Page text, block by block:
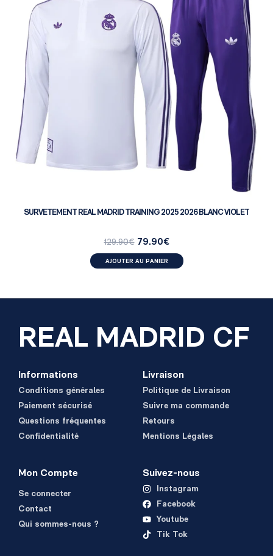
SURVETEMENT REAL MADRID TRAINING 2025 2026 BLANC VIOLET
129.90€ 79.90€
AJOUTER AU PANIER
REAL MADRID CF
Informations
Conditions générales
Paiement sécurisé
Questions fréquentes
Confidentialité
Livraison
Politique de Livraison
Suivre ma commande
Retours
Mentions Légales
Mon Compte
Se connecter
Contact
Qui sommes-nous ?
Suivez-nous
Instagram
Facebook
Youtube
Tik Tok